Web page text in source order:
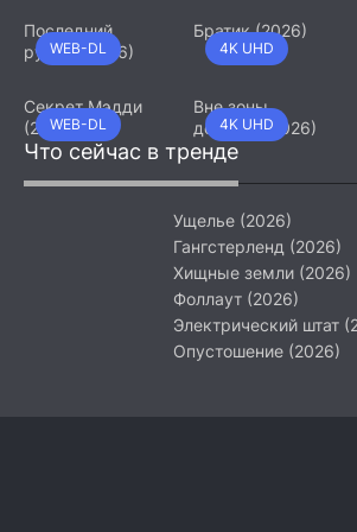
WEB-DL
Последний
рубеж (2026)
4K UHD
Братик (2026)
WEB-DL
Секрет Мэдди
(2026)
4K UHD
Вне зоны
доступа (2026)
Что сейчас в тренде
Ущелье (2026)
Гангстерленд (2026)
Хищные земли (2026)
Фоллаут (2026)
Электрический штат
Опустошение (2026)